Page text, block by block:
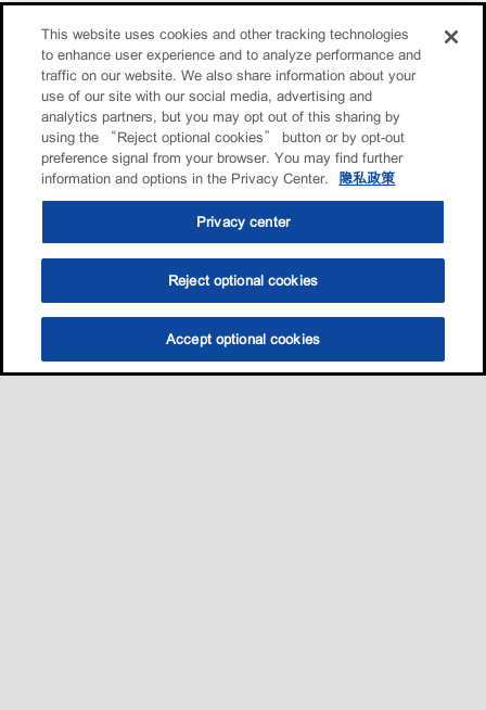
选油助手 查找门店
This website uses cookies and other tracking technologies
to enhance user experience and to analyze performance and
traffic on our website. We also share information about your
use of our site with our social media, advertising and
analytics partners, but you may opt out of this sharing by
using the “Reject optional cookies” button or by opt-out
preference signal from your browser. You may find further
information and options in the Privacy Center.
隐私政策
Privacy center
Reject optional cookies
Accept optional cookies